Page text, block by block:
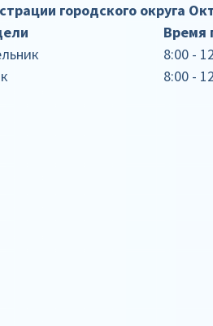
городского округа
Время
8:00 -
8:00 -